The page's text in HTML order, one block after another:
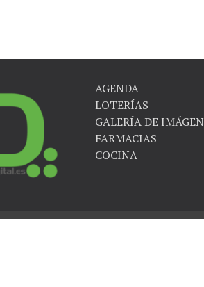
AGENDA
LOTERÍAS
GALERÍA DE
FARMACIAS
COCINA